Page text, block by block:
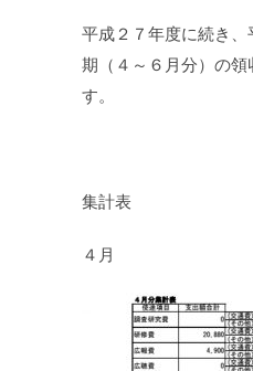
平成２７年度に続き
期（４～６月分）の領
す。
集計表
４月